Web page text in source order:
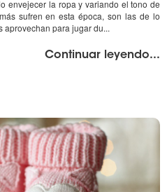
envejecer la ropa y variando el tono de
sufren en esta época, son las de lo
aprovechan para jugar du...
Continuar leyendo...